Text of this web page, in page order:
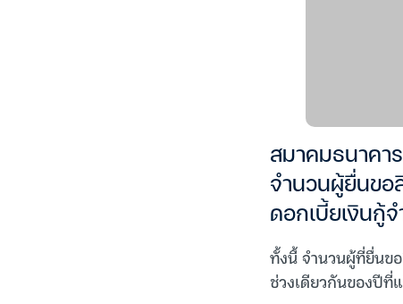
สมาคมธนาคา
จำนวนผู้ยื่นขอ
ดอกเบี้ยเงินกู้
ทั้งนี้ จำนวนผู้ที่ยื่นข
ช่วงเดียวกันของปีที่